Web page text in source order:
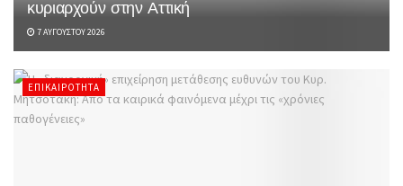
κυριαρχούν στην Αττική
7 ΑΥΓΟΎΣΤΟΥ 2026
ΕΠΙΚΑΙΡΌΤΗΤΑ